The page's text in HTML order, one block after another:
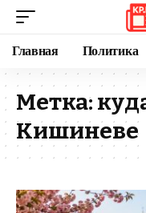
Главная Политика
Метка:
Кишиневе